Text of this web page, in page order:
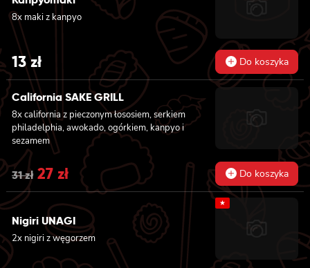
8x maki z kanpyo
13zł Do koszyka
California SAKE GRILL
8x california z pieczonym łososiem, serkiem
philadelphia, awokado, ogórkiem, kanpyo i
sezamem
31zł Original
price
was:
31 zł.
27 zł Current
price
is:
27 zł.
Do koszyka
Nigiri UNAGI
2x nigiri z węgorzem
★